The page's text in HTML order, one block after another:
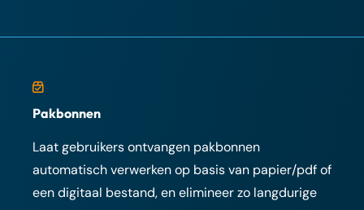
Pakbonnen
Laat gebruikers ontvangen pakbonnen
automatisch verwerken op basis van papier/pdf of
een digitaal bestand, en elimineer zo langdurige